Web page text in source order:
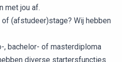
met jou af.
of (afstudeer)stage? Wij hebben
, bachelor- of masterdiploma
diverse startersfuncties